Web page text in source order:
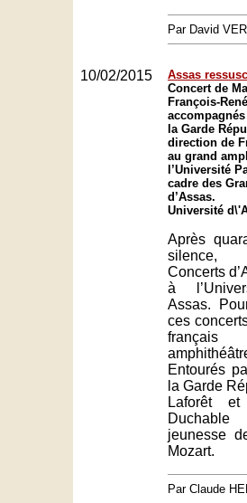
Par David
10/02/2015
Assas
Concert de
François-
la Garde
direction de
au grand
l’Université
cadre des
d’Assas.
Université
Après
silence,
Concerts
à
Assas.
ces
français
Entourés
la Garde
Laforêt et
Duchable
jeunesse
Mozart.
Par Claude